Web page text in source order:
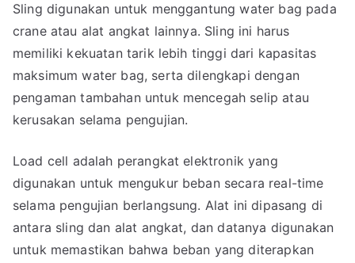
Sling digunakan untuk menggantung water bag pada
crane atau alat angkat lainnya. Sling ini harus
memiliki kekuatan tarik lebih tinggi dari kapasitas
maksimum water bag, serta dilengkapi dengan
pengaman tambahan untuk mencegah selip atau
kerusakan selama pengujian.
Load cell adalah perangkat elektronik yang
digunakan untuk mengukur beban secara real-time
selama pengujian berlangsung. Alat ini dipasang di
antara sling dan alat angkat, dan datanya digunakan
untuk memastikan bahwa beban yang diterapkan